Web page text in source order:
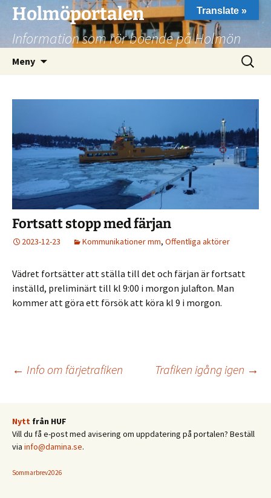
Hoppa
innehåll
Holmöportalen
Information som rör boende på Holmön
Meny
Sök
efter:
Fortsatt stopp med färjan
2023-12-23 Kommunikationer mm, Offentliga aktörer
Vädret fortsätter att ställa till det och färjan är fortsatt
inställd, preliminärt till kl 9:00 i morgon julafton. Man
kommer att göra ett försök att köra kl 9 i morgon.
Inläggsnavigering
← Info om färjetrafiken Trafiken igång igen →
Nytt från HUF
Vill du få e-post med avisering om uppdatering på portalen? Beställ
via info@damina.se.
Sommarbrev2026
Translate »